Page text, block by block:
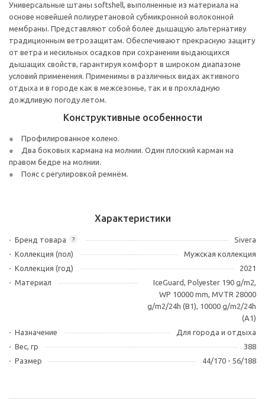
Универсальные штаны softshell, выполненные из материала на
основе новейшей полиуретановой субмикронной волоконной
мембраны. Представляют собой более дышащую альтернативу
традиционным ветрозащитам. Обеспечивают прекрасную защиту
от ветра и несильных осадков при сохранении выдающихся
дышащих свойств, гарантируя комфорт в широком диапазоне
условий применения. Применимы в различных видах активного
отдыха и в городе как в межсезонье, так и в прохладную
дождливую погоду летом.
Конструктивные особенности
Профилированное колено.
Два боковых кармана на молнии. Один плоский карман на
правом бедре на молнии.
Пояс с регулировкой ремнём.
Характеристики
?
Бренд товара
Sivera
Коллекция (пол)
Мужская коллекция
Коллекция (год)
2021
Материал
IceGuard, Polyester 190 g/m2,
WP 10000 mm, MVTR 28000
g/m2/24h (B1), 10000 g/m2/24h
(A1)
Назначение
Для города и отдыха
Вес, гр
388
Размер
44/170 - 56/188